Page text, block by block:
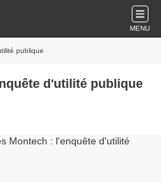
MENU
publique
d'utilité publique